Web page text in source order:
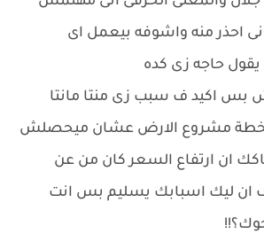
احذر منه واشوفه بيعمل اى
يقول حاجه زى كده
بس اكيد ف سبب زى منتا مانتا
مشروع الارض عشان ميحصلش
ان ارتفاع السعر كان من عن
ان ليك اسبابك يسليم بس انت